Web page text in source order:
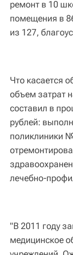
ремонт в 10
помещения в
из 127,
Что касается
объем затрат
составил в
рублей:
поликлиники
лечебно-
"В 2011 году
медицинское